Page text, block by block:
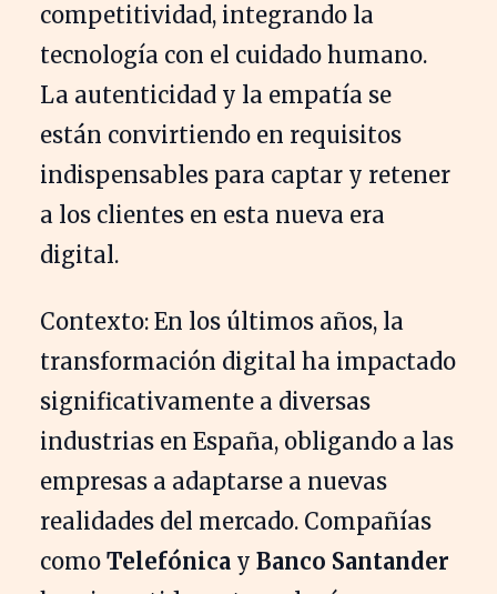
competitividad, integrando la
tecnología con el cuidado humano.
La autenticidad y la empatía se
están convirtiendo en requisitos
indispensables para captar y retener
a los clientes en esta nueva era
digital.
Contexto: En los últimos años, la
transformación digital ha impactado
significativamente a diversas
industrias en España, obligando a las
empresas a adaptarse a nuevas
realidades del mercado. Compañías
como Telefónica y Banco Santander